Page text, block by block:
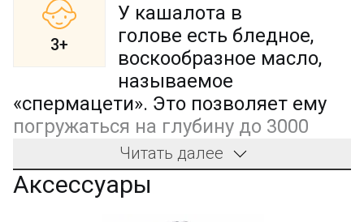
3+
У кашалота в
голове есть бледное,
воскообразное масло,
называемое
«спермацети». Это позволяет ему
погружаться на глубину до 3000
метров и оставаться под водой на
срок до двух часов.
У кашалота есть несколько рекордов. Это самый
Читать далее
Аксессуары